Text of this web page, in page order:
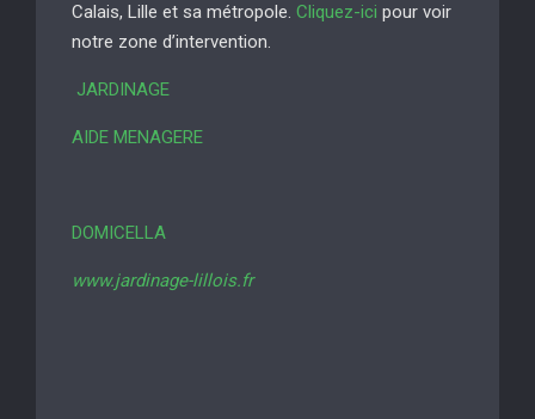
Calais, Lille et sa métropole. Cliquez-ici pour voir
notre zone d’intervention.
JARDINAGE
AIDE MENAGERE
DOMICELLA
www.jardinage-lillois.fr